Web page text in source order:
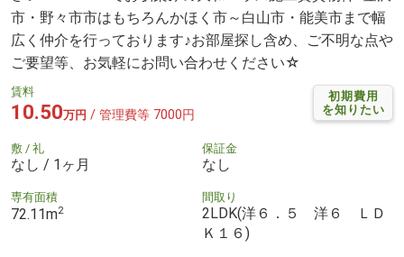
市・野々市市はもちろんかほく市～白山市・能美市まで幅
広く仲介を行っております♪お部屋探し含め、ご不明な点や
ご要望等、お気軽にお問い合わせください☆
初期費用
を知りたい
賃料
10.50万円 / 管理費等 7000円
敷 / 礼
なし / 1ヶ月
保証金
なし
専有面積
72.11m2
間取り
2LDK(洋６．５ 洋６ ＬＤ
Ｋ１６)